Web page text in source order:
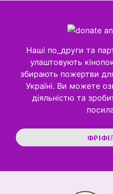
Наші по_други та
улаштовують
збирають пожертви
Україні. Ви можете
діяльністю та